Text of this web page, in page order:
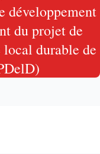
développement
du projet de
durable de